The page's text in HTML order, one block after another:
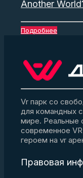
Another
Подробнее
Vr парк со
для командных
мире. Реальные
современное
героем на vr
Правовая